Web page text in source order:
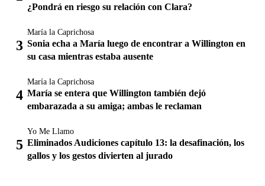
¿Pondrá en riesgo su relación con Clara?
María la Caprichosa
Sonia echa a María luego de encontrar a Willington en
su casa mientras estaba ausente
María la Caprichosa
María se entera que Willington también dejó
embarazada a su amiga; ambas le reclaman
Yo Me Llamo
Eliminados Audiciones capítulo 13: la desafinación, los
gallos y los gestos divierten al jurado